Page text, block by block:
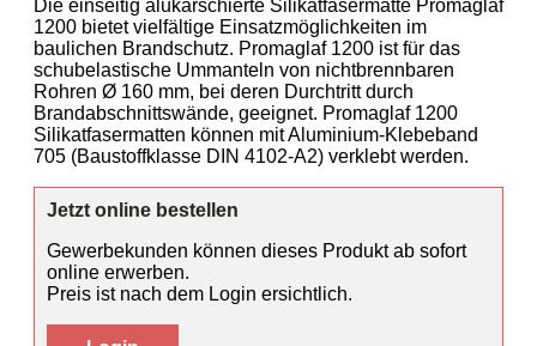
Die einseitig alukarschierte Silikatfasermatte Promaglaf
1200 bietet vielfältige Einsatzmöglichkeiten im
baulichen Brandschutz. Promaglaf 1200 ist für das
schubelastische Ummanteln von nichtbrennbaren
Rohren Ø 160 mm, bei deren Durchtritt durch
Brandabschnittswände, geeignet. Promaglaf 1200
Silikatfasermatten können mit Aluminium-Klebeband
705 (Baustoffklasse DIN 4102-A2) verklebt werden.
Jetzt online bestellen
Gewerbekunden können dieses Produkt ab sofort
online erwerben.
Preis ist nach dem Login ersichtlich.
Beschilderung